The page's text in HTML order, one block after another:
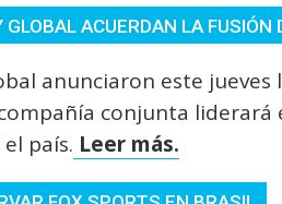
ACUERDAN LA FUSIÓN
anunciaron este
conjunta liderará
país. Leer más.